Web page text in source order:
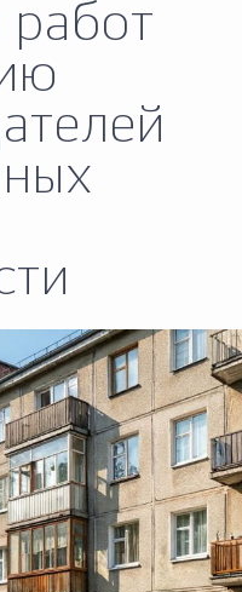
Противодействие
палата Городского
Избирательная
работ